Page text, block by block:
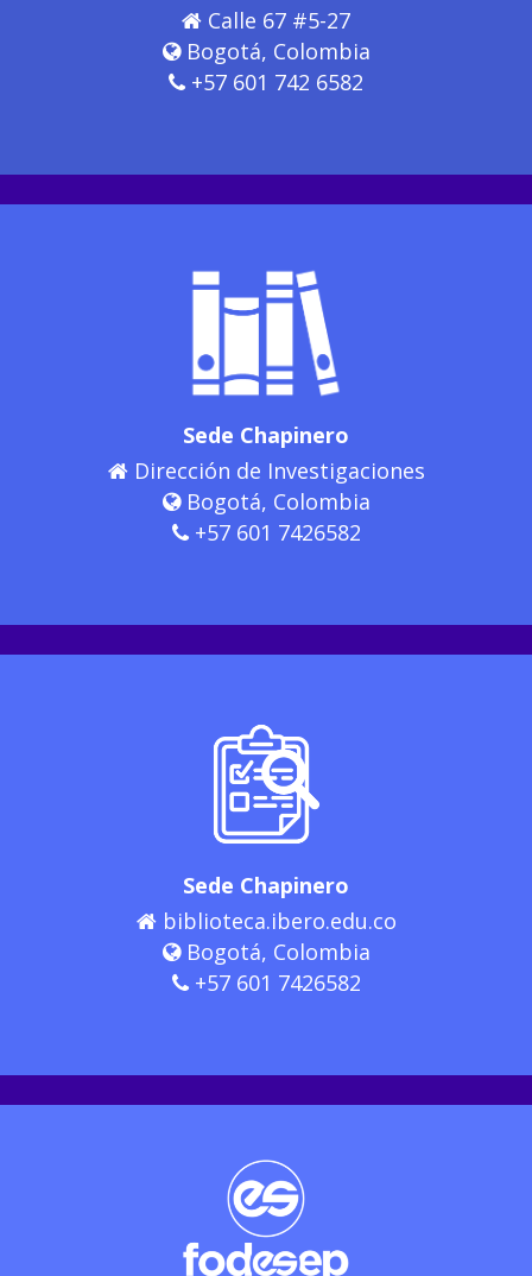
Calle 67 #5-27
Bogotá, Colombia
+57 601 742 6582
Sede Chapinero
Dirección de Investigaciones
Bogotá, Colombia
+57 601 7426582
Sede Chapinero
biblioteca.ibero.edu.co
Bogotá, Colombia
+57 601 7426582